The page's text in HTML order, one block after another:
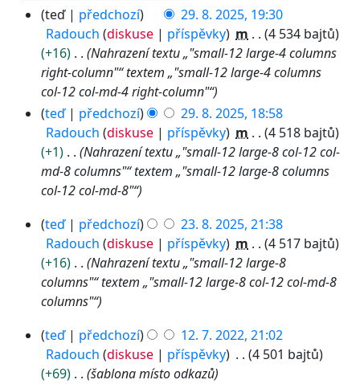
2
0
teď předchozí
29. 8. 2025, 19:30
Radouch diskuse příspěvky m
4 534 bajtů
+16
Nahrazení textu „"small-12 large-4 columns
right-column"“ textem „"small-12 large-4 columns
col-12 col-md-4 right-column"“
teď
předchozí
29. 8. 2025, 18:58
Radouch diskuse příspěvky m
4 518 bajtů
+1
Nahrazení textu „"small-12 large-8 col-12 col-
md-8 columns"“ textem „"small-12 large-8 columns
col-12 col-md-8"“
2
0
teď předchozí
23. 8. 2025, 21:38
Radouch diskuse příspěvky m
4 517 bajtů
+16
Nahrazení textu „"small-12 large-8
columns"“ textem „"small-12 large-8 col-12 col-md-8
columns"“
1
teď předchozí
12. 7. 2022, 21:02
Radouch diskuse příspěvky
4 501 bajtů
+69
šablona místo odkazů